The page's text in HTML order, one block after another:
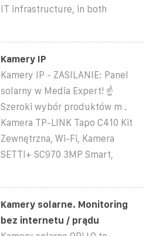
IT infrastructure, in both
Kamery IP
Kamery IP - ZASILANIE: Panel
solarny w Media Expert! ☝
Szeroki wybór produktów m .
Kamera TP-LINK Tapo C410 Kit
Zewnętrzna, Wi-Fi, Kamera
SETTI+ SC970 3MP Smart,
Kamery solarne. Monitoring
bez internetu / prądu